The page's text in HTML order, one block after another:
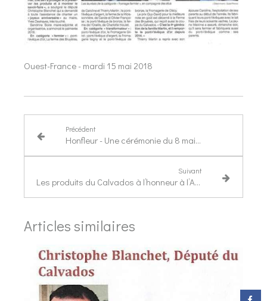
Ouest-France - mardi 15 mai 2018
Précédent
Honfleur - Une cérémonie du 8 mai ensoleillée
Suivant
Les produits du Calvados à l’honneur à l’Assemblée nationale
Articles similaires